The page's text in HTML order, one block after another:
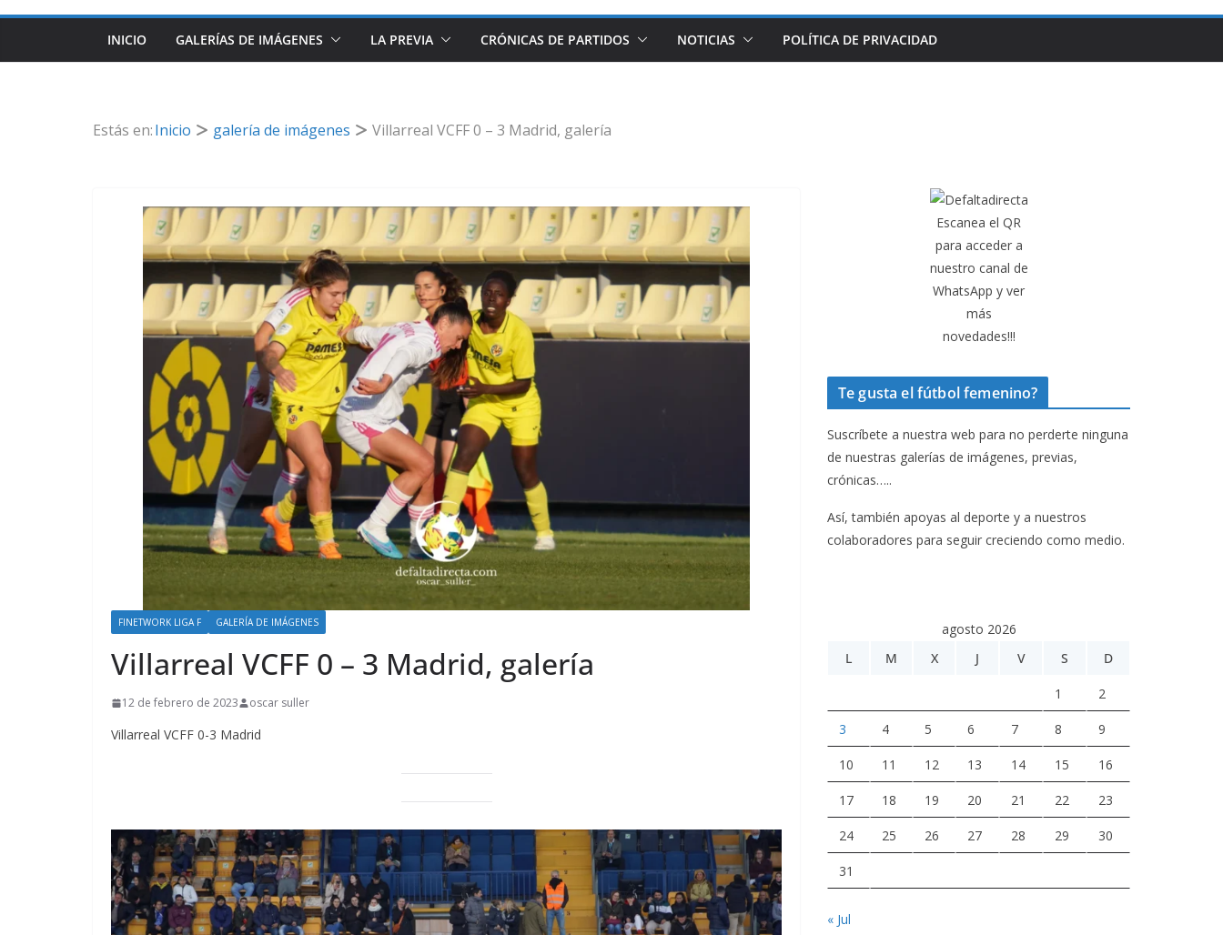
INICIO GALERÍAS DE IMÁGENES LA PREVIA CRÓNICAS DE PARTIDOS NOTICIAS POLÍTICA DE PRIVACIDAD
Estás en:Inicio galería de imágenes Villarreal VCFF 0 – 3 Madrid, galería
FINETWORK LIGA F GALERÍA DE IMÁGENES
Villarreal VCFF 0 – 3 Madrid, galería
12 de febrero de 2023 oscar suller
Villarreal VCFF 0-3 Madrid
Escanea el QR
para acceder a
nuestro canal de
WhatsApp y ver
más
novedades!!!
Te gusta el fútbol femenino?
Suscríbete a nuestra web para no perderte ninguna
de nuestras galerías de imágenes, previas,
crónicas…..
Así, también apoyas al deporte y a nuestros
colaboradores para seguir creciendo como medio.
agosto 2026
L
M X J V S D
1 2
3 4 5 6 7 8 9
10 11 12 13 14 15 16
17 18 19 20 21 22 23
24 25 26 27 28 29 30
31
« Jul